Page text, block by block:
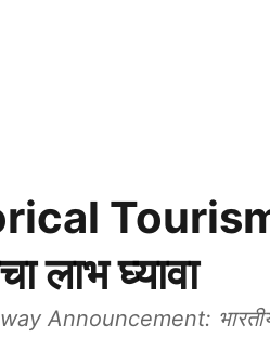
Tourism:
लाभ घ्यावा
Announcement: भारतीय